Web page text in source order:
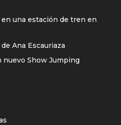
en una estación de tren en
Ana Escauriaza
nuevo Show Jumping